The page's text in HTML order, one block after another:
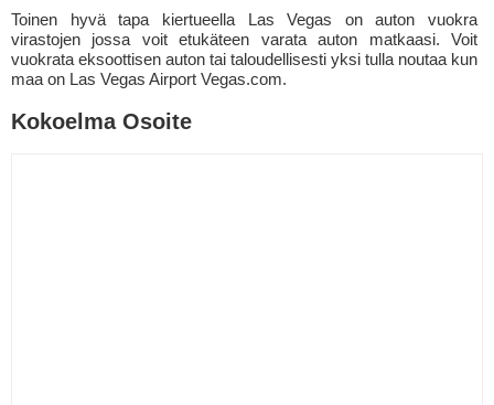
Toinen hyvä tapa kiertueella Las Vegas on auton vuokra
virastojen jossa voit etukäteen varata auton matkaasi. Voit
vuokrata eksoottisen auton tai taloudellisesti yksi tulla noutaa kun
maa on Las Vegas Airport Vegas.com.
Kokoelma Osoite